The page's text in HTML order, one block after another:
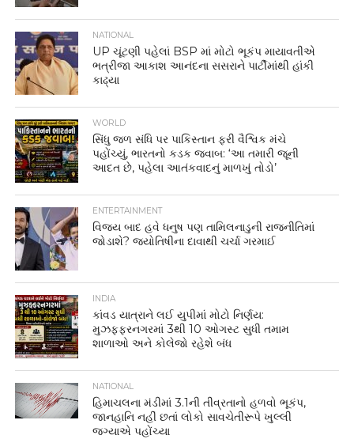
NATIONAL
UP ચૂંટણી પહેલાં BSP માં મોટો ભૂકંપ માયાવતીએ
ભત્રીજા આકાશ આનંદના સસરાને પાર્ટીમાંથી હાંકી
કાઢ્યા
WORLD
સિંધુ જળ સંધિ પર પાકિસ્તાન ફરી વૈશ્વિક મંચે
પહોંચ્યું, ભારતનો કડક જવાબ: ‘આ તમારી જૂની
આદત છે, પહેલા આતંકવાદનું માળખું તોડો’
ENTERTAINMENT
વિજય બાદ હવે ધનુષ પણ તામિલનાડુની રાજનીતિમાં
જોડાશે? જ્યોતિષીના દાવાથી ચર્ચા ગરમાઈ
INDIA
કાંવડ યાત્રાને લઈ યુપીમાં મોટો નિર્ણય:
મુઝફ્ફરનગરમાં 3થી 10 ઓગસ્ટ સુધી તમામ
શાળાઓ અને કોલેજો રહેશે બંધ
NATIONAL
હિમાચલના મંડીમાં 3.1ની તીવ્રતાનો હળવો ભૂકંપ,
જાનહાનિ નહીં છતાં લોકો સાવચેતીરૂપે ખુલ્લી
જગ્યાએ પહોંચ્યા